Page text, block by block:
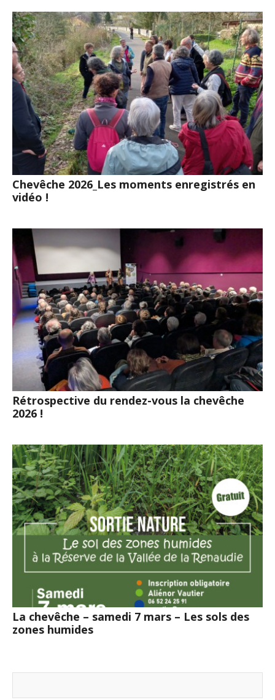
Chevêche 2026_Les moments enregistrés en
vidéo !
Rétrospective du rendez-vous la chevêche
2026 !
La chevêche – samedi 7 mars – Les sols des
zones humides